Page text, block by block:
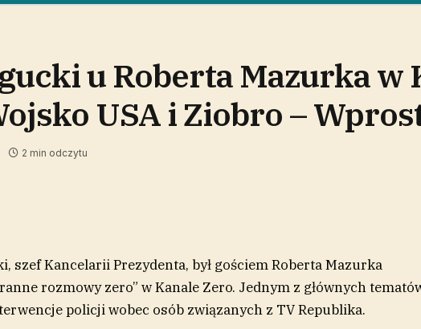
u Roberta Mazurka w
USA i Ziobro –
2 min odczytu
szef Kancelarii Prezydenta, był gościem Roberta Mazurka
rozmowy zero” w Kanale Zero. Jednym z głównych
policji wobec osób związanych z TV Republika.